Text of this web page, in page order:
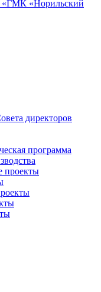
«ГМК «Норильский
директоров
программа
проекты